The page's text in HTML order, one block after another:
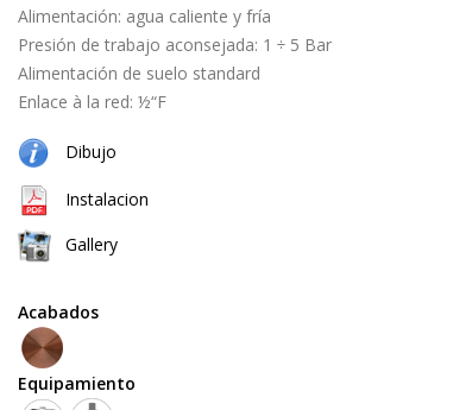
natural
(cobre
latón)
Equipamiento
teleducha
grifo
Alimentación: agua caliente y fría
Presión de trabajo aconsejada: 1 ÷ 5 Bar
Alimentación de suelo standard
Enlace à la red: ½“F
Dibujo
Instalacion
Gallery
Acabados
Equipamiento